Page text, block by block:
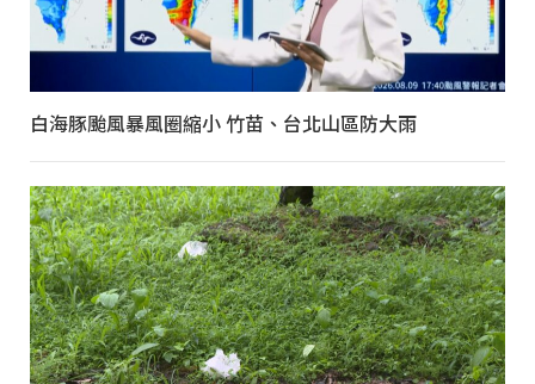
白海豚颱風暴風圈縮小 竹苗、台北山區防大雨